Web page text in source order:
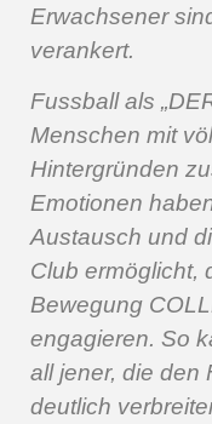
Erwachsener
verankert.
Fussball als
Menschen mit
Hintergründen
Emotionen
Austausch und
Club ermöglicht,
Bewegung
engagieren. So
all jener, die den
deutlich